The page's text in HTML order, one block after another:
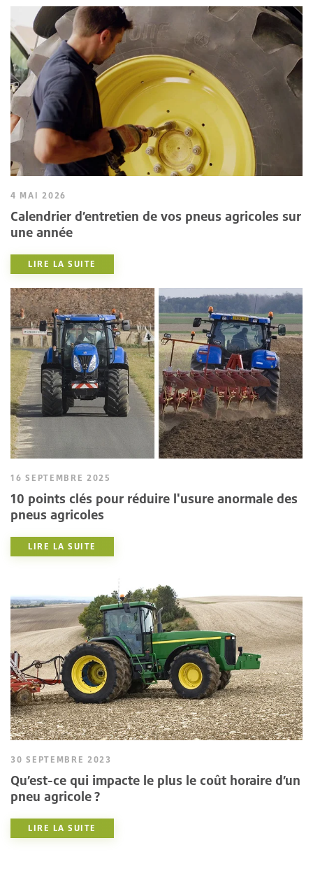
4 MAI 2026
Calendrier d’entretien de vos pneus agricoles sur
une année
LIRE LA SUITE
16 SEPTEMBRE 2025
10 points clés pour réduire l'usure anormale des
pneus agricoles
LIRE LA SUITE
30 SEPTEMBRE 2023
Qu’est-ce qui impacte le plus le coût horaire d’un
pneu agricole ?
LIRE LA SUITE